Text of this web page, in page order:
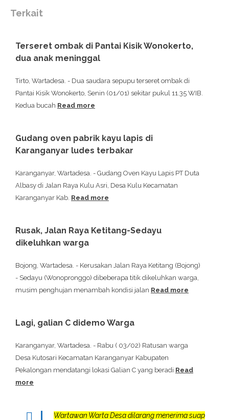
Terkait
Terseret ombak di Pantai Kisik Wonokerto,
dua anak meninggal
Tirto, Wartadesa. - Dua saudara sepupu terseret ombak di
Pantai Kisik Wonokerto, Senin (01/01) sekitar pukul 11.35 WIB.
Kedua bucah Read more
Gudang oven pabrik kayu lapis di
Karanganyar ludes terbakar
Karanganyar, Wartadesa. - Gudang Oven Kayu Lapis PT Duta
Albasy di Jalan Raya Kulu Asri, Desa Kulu Kecamatan
Karanganyar Kab. Read more
Rusak, Jalan Raya Ketitang-Sedayu
dikeluhkan warga
Bojong, Wartadesa. - Kerusakan Jalan Raya Ketitang (Bojong)
- Sedayu (Wonopronggo) dibeberapa titik dikeluhkan warga,
musim penghujan menambah kondisi jalan Read more
Lagi, galian C didemo Warga
Karanganyar, Wartadesa. - Rabu ( 03/02) Ratusan warga
Desa Kutosari Kecamatan Karanganyar Kabupaten
Pekalongan mendatangi lokasi Galian C yang beradi Read
more
Wartawan Warta Desa dilarang menerima suap